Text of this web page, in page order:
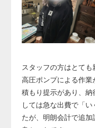
スタッフの方はとて
高圧ポンプによる作
積もり提示があり、納
しては急な出費で「
たが、明朗会計で追